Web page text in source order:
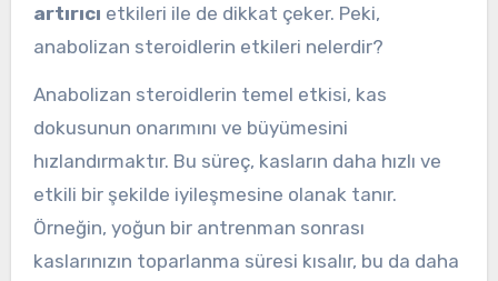
artırıcı etkileri ile de dikkat çeker. Peki,
anabolizan steroidlerin etkileri nelerdir?
Anabolizan steroidlerin temel etkisi, kas
dokusunun onarımını ve büyümesini
hızlandırmaktır. Bu süreç, kasların daha hızlı ve
etkili bir şekilde iyileşmesine olanak tanır.
Örneğin, yoğun bir antrenman sonrası
kaslarınızın toparlanma süresi kısalır, bu da daha